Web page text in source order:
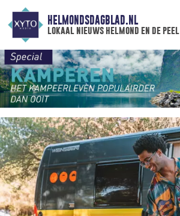
HELMONDSDAGBLAD.NL
lokaal nieuws helmond en de peel